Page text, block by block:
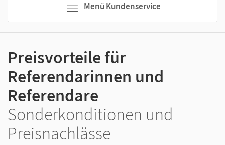
Menü Kundenservice
Preisvorteile für
Referendarinnen und
Referendare
Sonderkonditionen und
Preisnachlässe